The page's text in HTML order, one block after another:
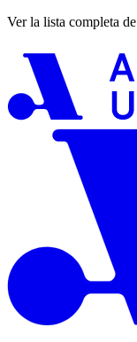
Ver la lista completa de